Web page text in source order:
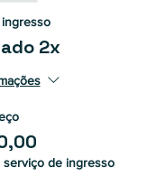
2x
de ingresso